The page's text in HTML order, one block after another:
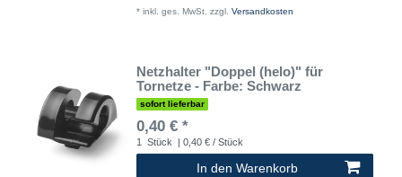
* inkl. ges. MwSt. zzgl. Versandkosten
Netzhalter "Doppel (helo)" für
Tornetze - Farbe: Schwarz
sofort lieferbar
0,40 € *
1 Stück | 0,40 € / Stück
In den Warenkorb